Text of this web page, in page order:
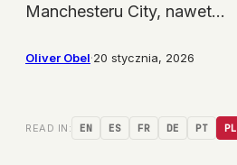
Manchesteru City, nawet…
Oliver Obel·20 stycznia, 2026
READ IN: EN ES FR DE PT PL